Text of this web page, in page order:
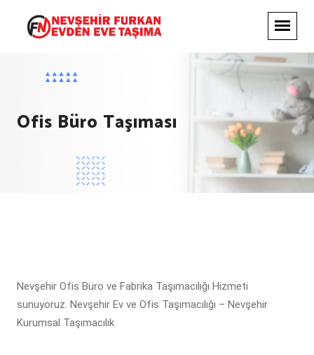
Ofis Büro Taşıması
Nevşehir Ofis Büro ve Fabrika Taşımacılığı Hizmeti
sunuyoruz. Nevşehir Ev ve Ofis Taşımacılığı – Nevşehir
Kurumsal Taşımacılık